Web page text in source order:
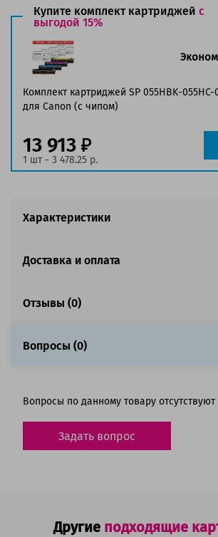
Производитель принтера:Canon
Производитель:Solution Print
Вид товара:
Оригинальность:
Аналог:055HY (3017C002)
Цвет:Желтый
Ресурс:5 900 страниц формата A4 при
Страна:Китай
Гарантия:1 год
Купите комплект картриджей с
выгодой 15%
Комплект картриджей SP 055HBK-055HC-
для Canon (c чипом)
13 913
1 шт - 3 478.25 р.
Характеристики
Доставка и оплата
Отзывы (0)
Вопросы (0)
Вопросы по данному товару отсутствуют
Задать вопрос
Другие подходящие